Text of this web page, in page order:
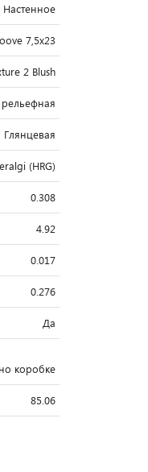
Настенное
7,5x23
2 Blush
Глянцевая
(HRG)
0.308
4.92
0.017
0.276
Да
коробке
85.06